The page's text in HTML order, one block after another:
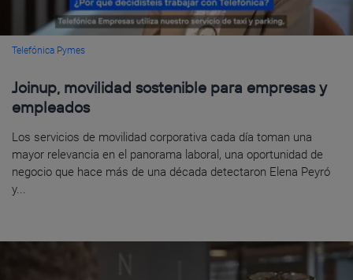
Telefónica Pymes
Joinup, movilidad sostenible para empresas y
empleados
Los servicios de movilidad corporativa cada día toman una
mayor relevancia en el panorama laboral, una oportunidad de
negocio que hace más de una década detectaron Elena Peyró
y...